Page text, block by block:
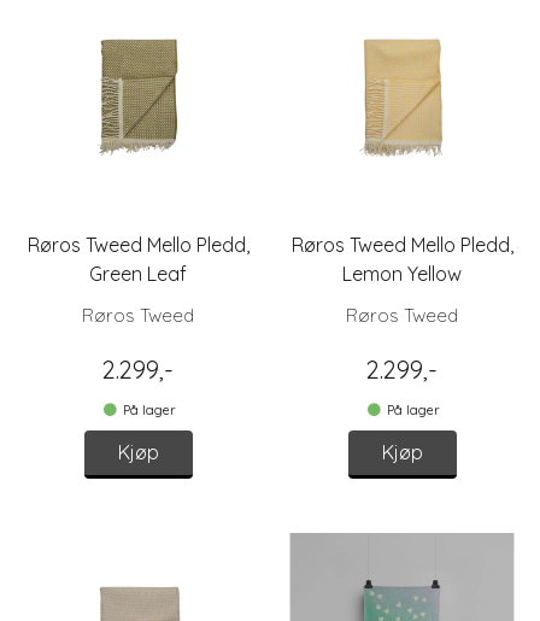
Røros Tweed Mello Pledd,
Green Leaf
Røros Tweed
2.299,-
På lager
Kjøp
Røros Tweed Mello Pledd,
Lemon Yellow
Røros Tweed
2.299,-
På lager
Kjøp